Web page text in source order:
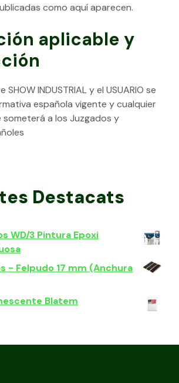
como aquí aparecen.
aplicable y
INDUSTRIAL y el USUARIO se
española vigente y cualquier
a los Juzgados y
Destacats
WD/3 Pintura Epoxi
- Felpudo 17 mm (Anchura
Blatem